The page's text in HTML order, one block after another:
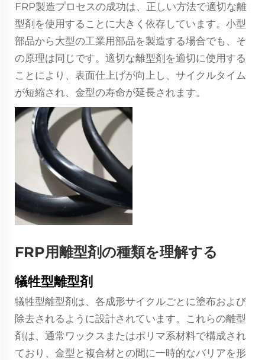
FRP製造プロセスの成功は、正しい方法で適切な離
型剤を使用することに大きく依存しています。小型
部品から大型の工業用部品を製造する場合でも、そ
の原理は同じです。適切な離型剤を適切に使用する
ことにより、表面仕上げが向上し、サイクルタイム
が短縮され、金型の寿命が延長されます。
FRP用離型剤の種類を理解する
犠牲型離型剤
犠牲型離型剤は、各成形サイクルごとに塗布および
除去されるように設計されています。これらの離型
剤は、通常ワックスまたはポリマ系材料で構成され
ており、金型と複合材との間に一時的なバリアを形